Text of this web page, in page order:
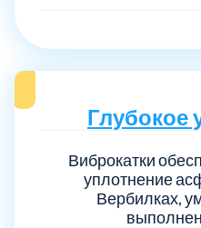
Глубокое
Виброкатки
уплотнение
Вербилках,